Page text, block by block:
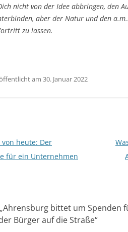
nicht von der Idee abbringen, den
aber der Natur und den
zu lassen.
am 30. Januar 2022
heute: Der
für ein Unternehmen
„Ahrensburg bittet um Spenden
Bürger auf die Straße“